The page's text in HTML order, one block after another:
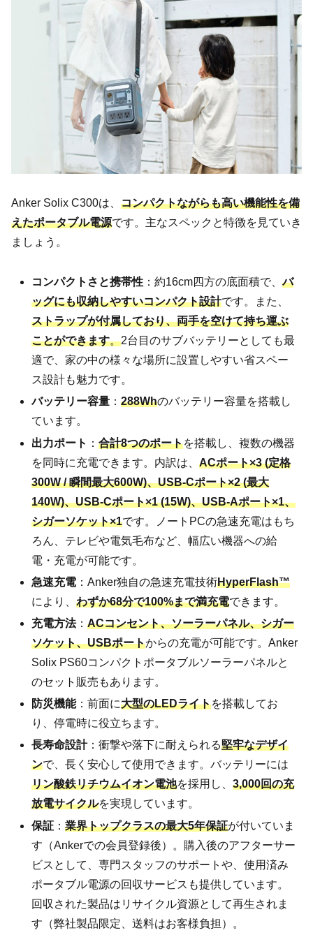
Anker Solix C300は、 コンパクトながらも高い機能性を備
えたポータブル電源です。主なスペックと特徴を見ていき
ましょう。
コンパクトさと携帯性 ：約16cm四方の底面積で、バ
ッグにも収納しやすいコンパクト設計です。また、
ストラップが付属しており、両手を空けて持ち運ぶ
ことができます。2台目のサブバッテリーとしても最
適で、家の中の様々な場所に設置しやすい省スペー
ス設計も魅力です。
バッテリー容量 ：288Whのバッテリー容量を搭載し
ています。
出力ポート ：合計8つのポートを搭載し、複数の機器
を同時に充電できます。内訳は、ACポート×3 (定格
300W / 瞬間最大600W)、USB-Cポート×2 (最大
140W)、USB-Cポート×1 (15W)、USB-Aポート×1、
シガーソケット×1です。ノートPCの急速充電はもち
ろん、テレビや電気毛布など、幅広い機器への給
電・充電が可能です。
急速充電：Anker独自の急速充電技術HyperFlash™️
により、わずか68分で100%まで満充電できます。
充電方法：ACコンセント、ソーラーパネル、シガー
ソケット、USBポートからの充電が可能です。Anker
Solix PS60コンパクトポータブルソーラーパネルと
のセット販売もあります。
防災機能：前面に大型のLEDライトを搭載してお
り、停電時に役立ちます。
長寿命設計：衝撃や落下に耐えられる堅牢なデザイ
ンで、長く安心して使用できます。バッテリーには
リン酸鉄リチウムイオン電池を採用し、3,000回の充
放電サイクルを実現しています。
保証 ：業界トップクラスの最大5年保証が付いていま
す（Ankerでの会員登録後）。購入後のアフターサー
ビスとして、専門スタッフのサポートや、使用済み
ポータブル電源の回収サービスも提供しています。
回収された製品はリサイクル資源として再生されま
す（弊社製品限定、送料はお客様負担）。